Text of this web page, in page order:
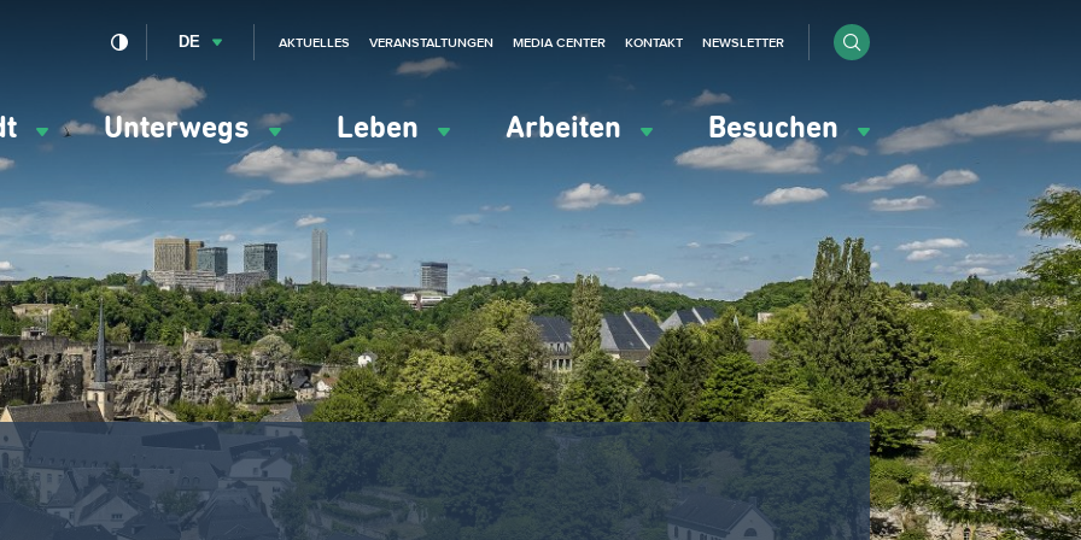
Unterwegs Leben Arbeiten Besuchen
DE AKTUELLES VERANSTALTUNGEN MEDIA CENTER KONTAKT NEWSLETTER